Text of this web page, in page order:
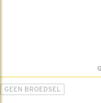
GEEN BROEDSEL